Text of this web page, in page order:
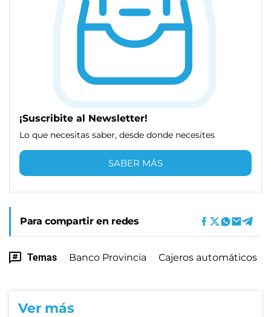
¡Suscribite al Newsletter!
Lo que necesitas saber, desde donde necesites
SABER MÁS
Para compartir en redes
Temas Banco Provincia Cajeros automáticos
Ver más